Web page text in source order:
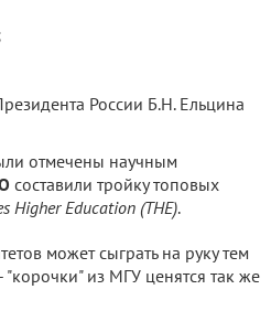
России Б.Н. Ельцина
отмечены научным
составили тройку топовых
Higher Education (ТНЕ).
может сыграть на руку тем
из МГУ ценятся так же